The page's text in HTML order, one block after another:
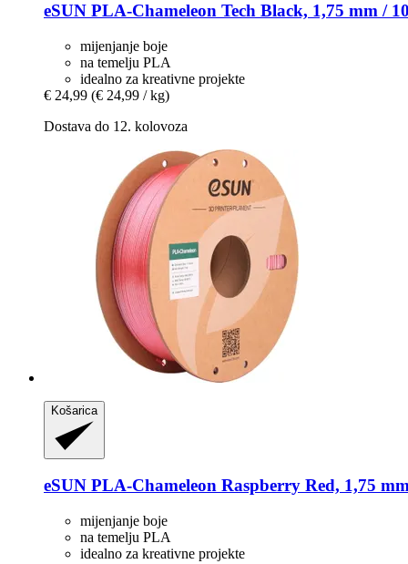
eSUN PLA-​Chameleon Tech Black, 1,75 mm /
mijenjanje boje
na temelju PLA
idealno za kreativne projekte
€ 24,99 (€ 24,99 / kg)
Dostava do 12. kolovoza
Košarica
eSUN PLA-​Chameleon Raspberry Red, 1,75
mijenjanje boje
na temelju PLA
idealno za kreativne projekte